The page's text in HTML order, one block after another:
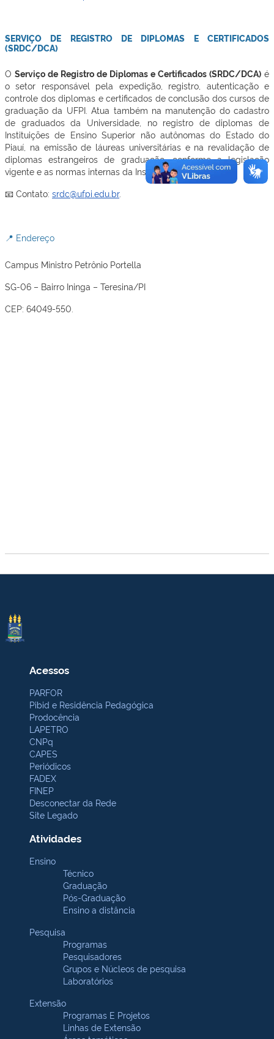
SERVIÇO DE REGISTRO DE DIPLOMAS E CERTIFICADOS
(SRDC/DCA)
O Serviço de Registro de Diplomas e Certificados (SRDC/DCA) é
o setor responsável pela expedição, registro, autenticação e
controle dos diplomas e certificados de conclusão dos cursos de
graduação da UFPI. Atua também na manutenção do cadastro
de graduados da Universidade, no registro de diplomas de
Instituições de Ensino Superior não autônomas do Estado do
Piauí, na emissão de láureas universitárias e na revalidação de
diplomas estrangeiros de graduação, conforme a legislação
vigente e as normas internas da Instituição.
📧 Contato: srdc@ufpi.edu.br.
📍 Endereço
Campus Ministro Petrônio Portella
SG-06 – Bairro Ininga – Teresina/PI
CEP: 64049-550
Acessos
PARFOR
Pibid e Residência Pedagógica
Prodocência
LAPETRO
CNPq
CAPES
Periódicos
FADEX
FINEP
Desconectar da Rede
Site Legado
Atividades
Ensino
Técnico
Graduação
Pós-Graduação
Ensino a distância
Pesquisa
Programas
Pesquisadores
Grupos e Núcleos de pesquisa
Laboratórios
Extensão
Programas E Projetos
Linhas de Extensão